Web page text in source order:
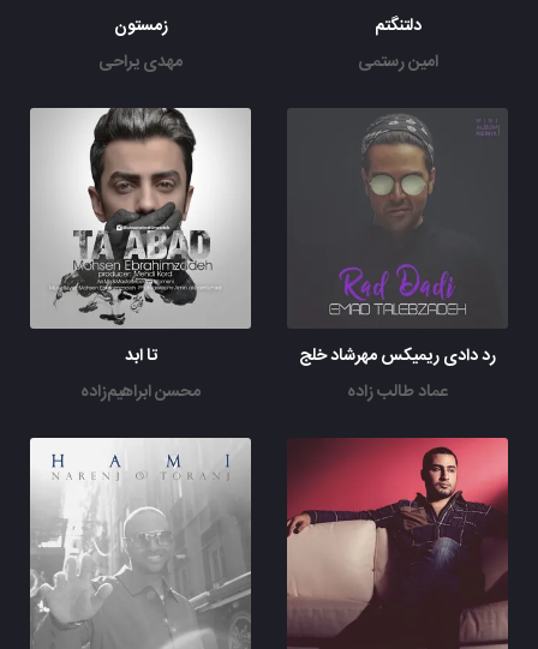
دلتنگتم
امین رستمی
زمستون
مهدی یراحی
رد دادی ریمیکس مهرشاد خلج
عماد طالب زاده
تا ابد
محسن ابراهیم‌زاده